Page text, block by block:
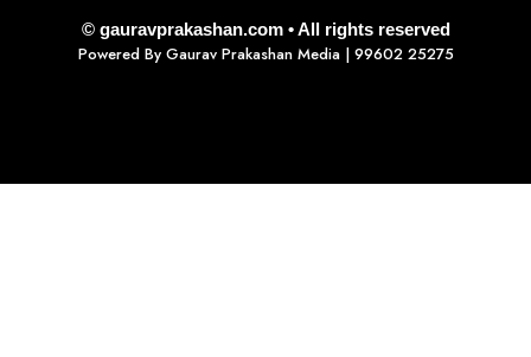
© gauravprakashan.com • All rights reserved
Powered By Gaurav Prakashan Media| 99602 25275